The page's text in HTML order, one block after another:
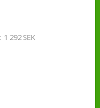
1 292 SEK